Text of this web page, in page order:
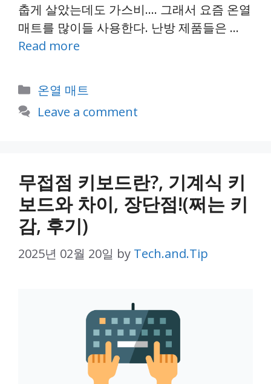
춥게 살았는데도 가스비…. 그래서 요즘 온열
매트를 많이들 사용한다. 난방 제품들은 …
Read more
Categories
온열 매트
Leave a comment
무접점 키보드란?, 기계식 키
보드와 차이, 장단점!(쩌는 키
감, 후기)
2025년 02월 20일 by Tech.and.Tip